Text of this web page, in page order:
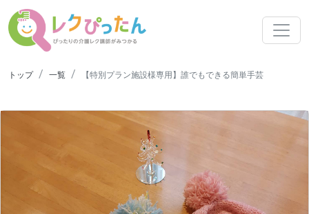
トップ 一覧 【特別プラン施設様専用】誰でもできる簡単手芸